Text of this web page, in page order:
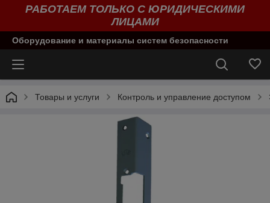
РАБОТАЕМ ТОЛЬКО С ЮРИДИЧЕСКИМИ
ЛИЦАМИ
Оборудование и материалы систем безопасности
Товары и услуги Контроль и управление доступом